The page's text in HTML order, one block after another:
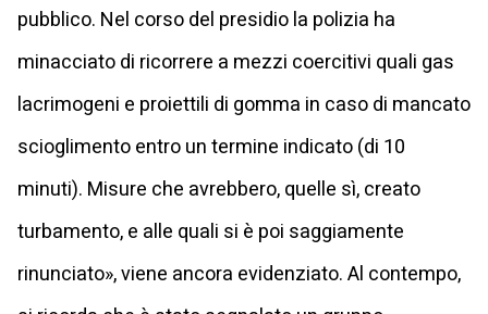
pubblico. Nel corso del presidio la polizia ha
minacciato di ricorrere a mezzi coercitivi quali gas
lacrimogeni e proiettili di gomma in caso di mancato
scioglimento entro un termine indicato (di 10
minuti). Misure che avrebbero, quelle sì, creato
turbamento, e alle quali si è poi saggiamente
rinunciato», viene ancora evidenziato. Al contempo,